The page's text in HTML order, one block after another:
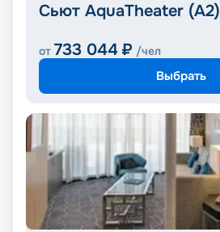
Сьют AquaTheater (A2)
от 733 044 ₽ /чел
Выбрать